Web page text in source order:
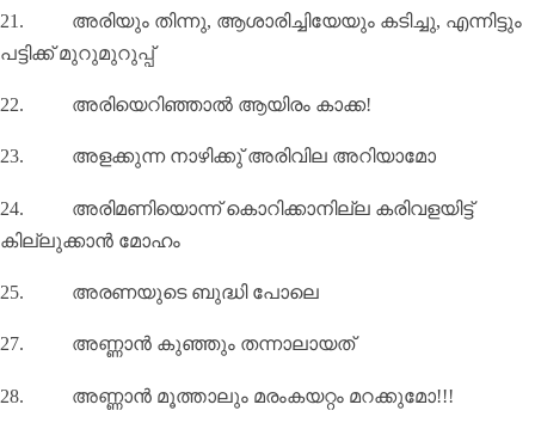
21. അരിയും തിന്നു, ആശാരിച്ചിയേയും കടിച്ചു, എന്നിട്ടും
പട്ടിക്ക് മുറുമുറുപ്പ്
22. അരിയെറിഞ്ഞാൽ ആയിരം കാക്ക!
23. അളക്കുന്ന നാഴിക്കു്‌ അരിവില അറിയാമോ
24. അരിമണിയൊന്ന് കൊറിക്കാനില്ല കരിവളയിട്ട്‌
കില്ലുക്കാൻ മോഹം
25. അരണയുടെ ബുദ്ധി പോലെ
27. അണ്ണാൻ കുഞ്ഞും തന്നാലായത്
28. അണ്ണാന്‍ മൂത്താലും മരംകയറ്റം മറക്കുമോ!!!